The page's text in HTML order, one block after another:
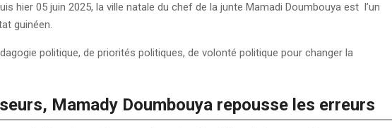
hier 05 juin 2025, la ville natale du chef de la junte Mamadi Doumbouya est l’un
guinéen.
politique, de priorités politiques, de volonté politique pour changer la
Mamady Doumbouya repousse les erreurs